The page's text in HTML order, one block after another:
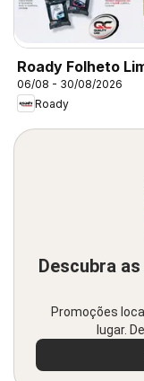
Roady Folheto
06/08 - 30/08/2026
Roady
Descubra
Promoções
lugar.